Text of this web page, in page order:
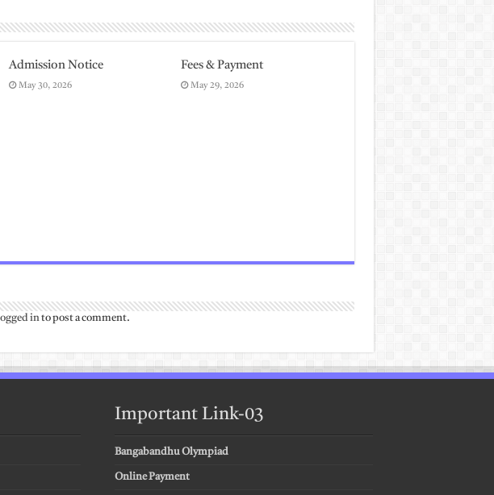
Admission Notice
May 30, 2026
Fees & Payment
May 29, 2026
into post a comment.
Important Link-03
Bangabandhu Olympiad
Online Payment